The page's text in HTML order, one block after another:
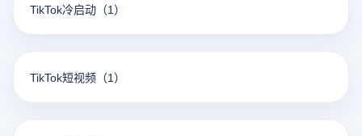
TikTok冷启动 （1）
TikTok短视频 （1）